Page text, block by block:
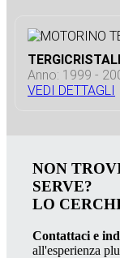
Anno: 1999 -
VEDI DETTAGLI
NON
SERVE?
LO
Contattaci e
all'esperienza